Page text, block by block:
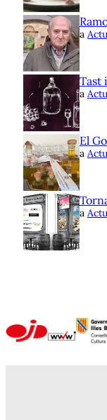
a
Tast
a
El
a
a